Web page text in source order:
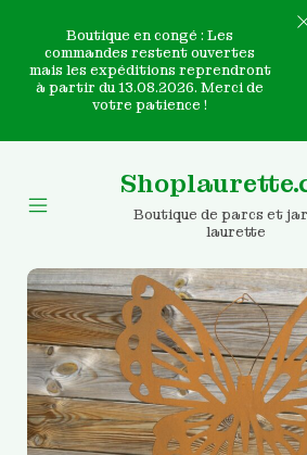
Boutique en congé : Les
commandes restent ouvertes
mais les expéditions reprendront
à partir du 13.08.2026. Merci de
votre patience !
content
Toggle
Boutique de parcs et
laurette